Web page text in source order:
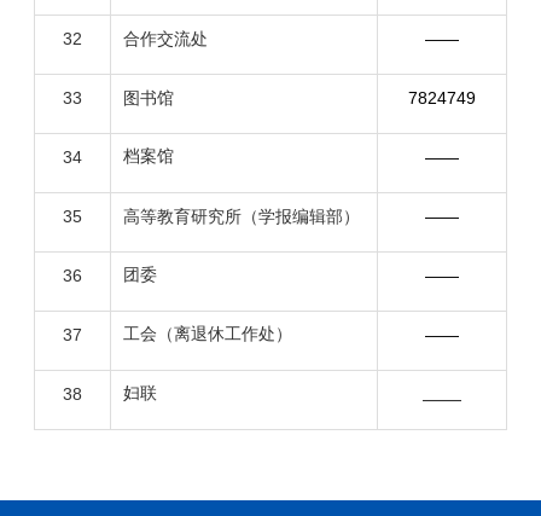
32 合作交流处 ——
33 图书馆 7824749
34 档案馆 ——
35 高等教育研究所（学报编辑部） ——
36 团委 ——
37 工会（离退休工作处） ——
38 妇联 ——